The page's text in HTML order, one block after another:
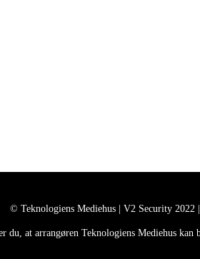
© Teknologiens Mediehus | V2 Security 2022 |
du, at arrangøren Teknologiens Mediehus